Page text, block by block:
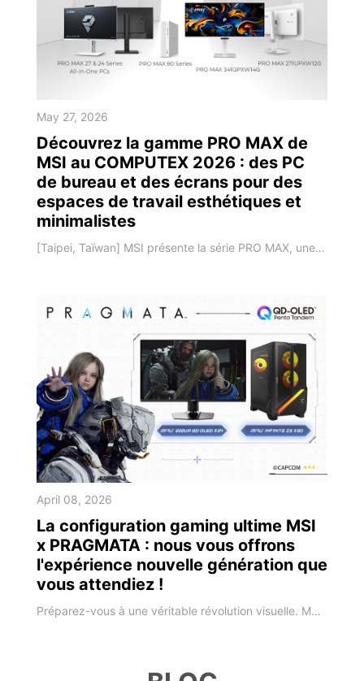
May 27, 2026
Découvrez la gamme PRO MAX de
MSI au COMPUTEX 2026 : des PC
de bureau et des écrans pour des
espaces de travail esthétiques et
minimalistes
[Taipei, Taïwan] MSI présente la série PRO MAX, une gamme de produits professionnels caractérisée par la modernité, l’évolutivité et l'expérience. Avec ses produits conçus uniformément sur le plan des couleurs et de la structure, la série PRO MAX reste concentrée sur ce qui importe le plus : le contenu lui-même. Ses produits sont optimisés pour le multitâche, le traitement d'images, les charges de travail basées sur les données et la collabo
April 08, 2026
La configuration gaming ultime MSI
x PRAGMATA : nous vous offrons
l'expérience nouvelle génération que
vous attendiez !
Préparez-vous à une véritable révolution visuelle. MSI vous invite aujourd’hui à transcender l’ordinaire avec l'offre bundle PRAGMATA, une combinaison redoutable alliant matériel de pointe et gameplay sci-fi époustouflant. Imaginez la poussière lunaire de PRAGMATA tourbillonnant sur les écrans de la série MSI QD-OLED, chaque particule rendue avec une précision effrayante. Il ne s'agit pas simplement d'une promotion, c'est u